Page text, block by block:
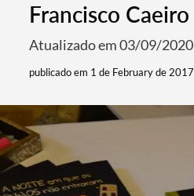
Francisco Caeiro
Atualizado em 03/09/2020
publicado em 1 de February de 2017